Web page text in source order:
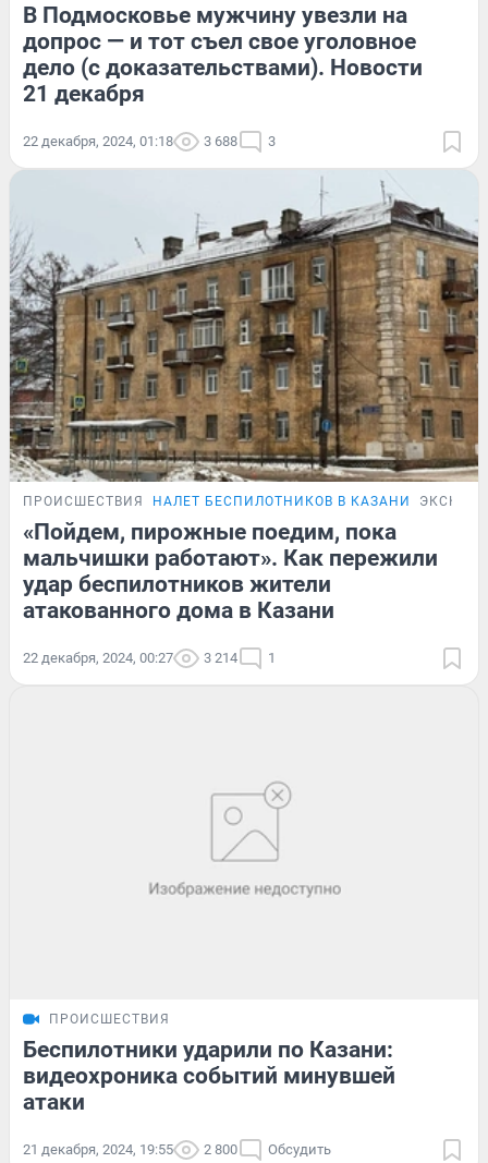
В Подмосковье мужчину увезли на
допрос — и тот съел свое уголовное
дело (с доказательствами). Новости
21 декабря
22 декабря, 2024, 01:18 3 688 3
ПРОИСШЕСТВИЯ НАЛЕТ БЕСПИЛОТНИКОВ В КАЗАНИ
«Пойдем, пирожные поедим, пока
мальчишки работают». Как пережили
удар беспилотников жители
атакованного дома в Казани
22 декабря, 2024, 00:27 3 214 1
ПРОИСШЕСТВИЯ
Беспилотники ударили по Казани:
видеохроника событий минувшей
атаки
21 декабря, 2024, 19:55 2 800 Обсудить